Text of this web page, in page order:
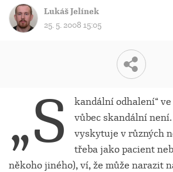
Lukáš Jelínek
25. 5. 2008 15:05
„S
kandální odhalení“
vůbec skandální není.
vyskytuje v různých
třeba jako pacient
někoho jiného), ví, že může narazit